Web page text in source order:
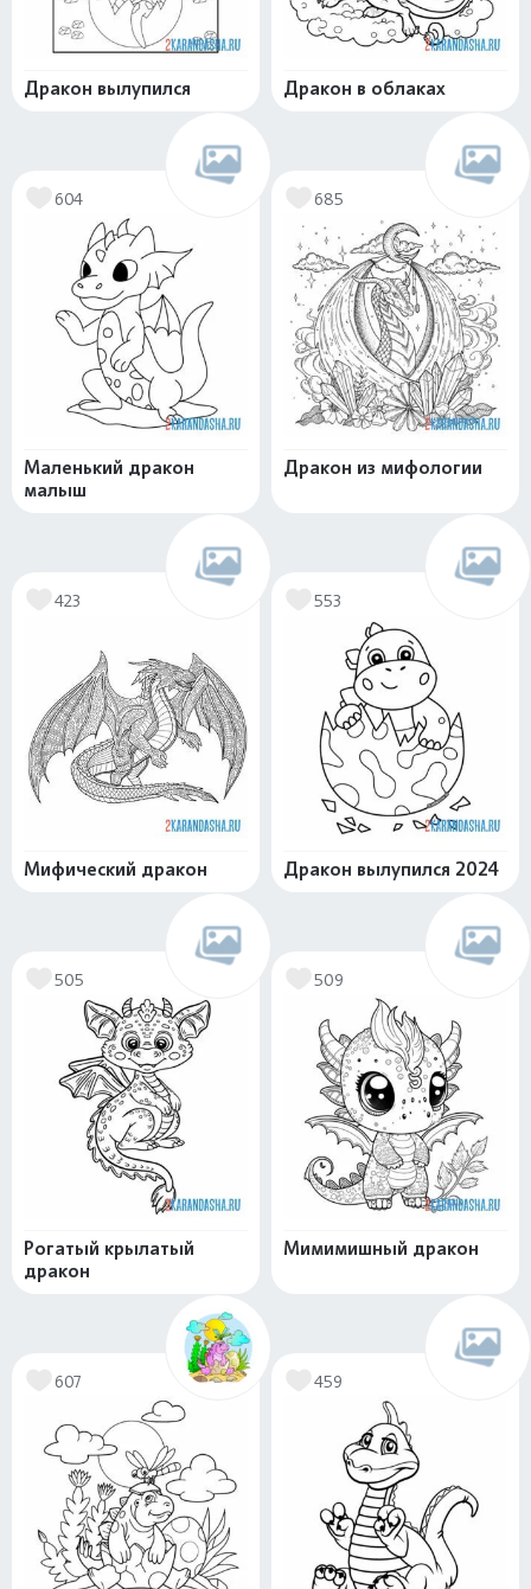
Дракон вылупился Дракон в облаках
604
Маленький дракон
малыш
685
Дракон из мифологии
423
Мифический дракон
553
Дракон вылупился 2024
505
Рогатый крылатый
дракон
509
Мимимишный дракон
607 459